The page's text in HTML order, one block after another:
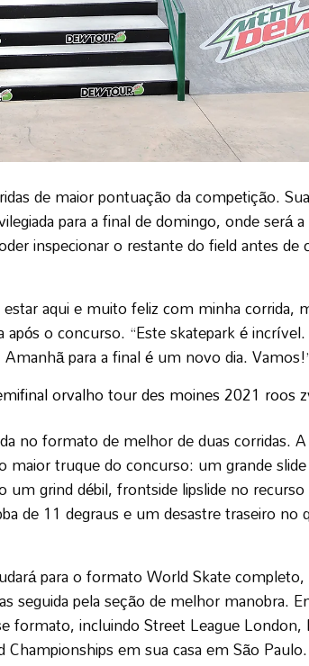
de maior pontuação da competição.
para a final de domingo, onde será
inspecionar o restante do field antes de
aqui e muito feliz com minha corrida,
após o concurso. “Este skatepark é
para a final é um novo dia.
no formato de melhor de duas corridas.
maior truque do concurso: um grande
um grind débil, frontside lipslide no
de 11 degraus e um desastre traseiro no
para o formato World Skate
seguida pela seção de melhor manobra.
formato, incluindo Street League
em sua casa em São Paulo.